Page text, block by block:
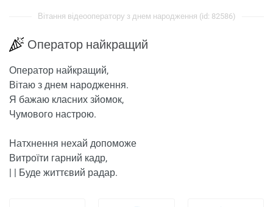
Вітання відеооператору з днем ​​народження (id: 82586)
Оператор найкращий
Оператор найкращий,
Вітаю з днем ​​народження.
Я бажаю класних зйомок,
Чумового настрою.
Натхнення нехай допоможе
Витроїти гарний кадр,
| | Буде життєвий радар.